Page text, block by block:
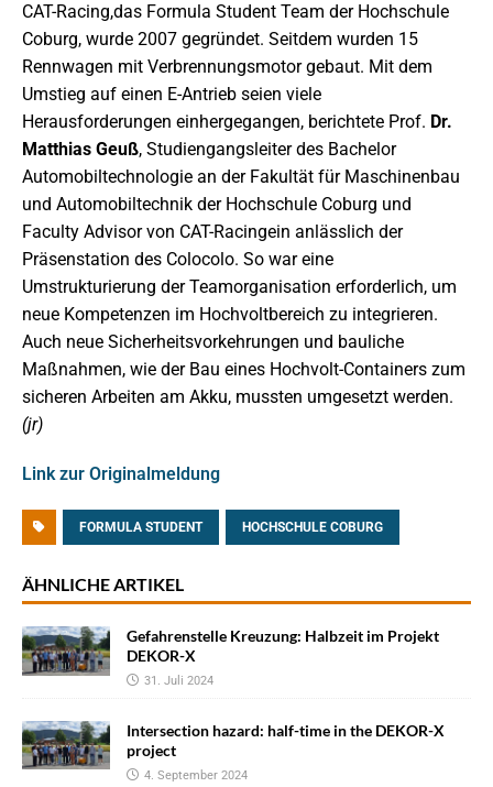
CAT-Racing,das Formula Student Team der Hochschule
Coburg, wurde 2007 gegründet. Seitdem wurden 15
Rennwagen mit Verbrennungsmotor gebaut. Mit dem
Umstieg auf einen E-Antrieb seien viele
Herausforderungen einhergegangen, berichtete Prof. Dr.
Matthias Geuß, Studiengangsleiter des Bachelor
Automobiltechnologie an der Fakultät für Maschinenbau
und Automobiltechnik der Hochschule Coburg und
Faculty Advisor von CAT-Racingein anlässlich der
Präsenstation des Colocolo. So war eine
Umstrukturierung der Teamorganisation erforderlich, um
neue Kompetenzen im Hochvoltbereich zu integrieren.
Auch neue Sicherheitsvorkehrungen und bauliche
Maßnahmen, wie der Bau eines Hochvolt-Containers zum
sicheren Arbeiten am Akku, mussten umgesetzt werden.
(jr)
Link zur Originalmeldung
FORMULA STUDENT HOCHSCHULE COBURG
ÄHNLICHE ARTIKEL
Gefahrenstelle Kreuzung: Halbzeit im Projekt
DEKOR-X
31. Juli 2024
Intersection hazard: half-time in the DEKOR-X
project
4. September 2024